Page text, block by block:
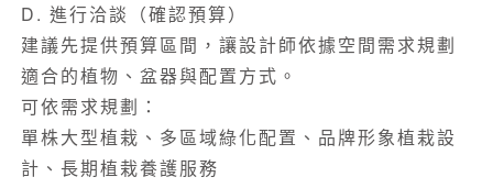
D. 進行洽談（確認預算）
建議先提供預算區間，讓設計師依據空間需求規劃
適合的植物、盆器與配置方式。
可依需求規劃：
單株大型植栽 、 多區域綠化配置 、 品牌形象植栽設
計 、 長期植栽養護服務